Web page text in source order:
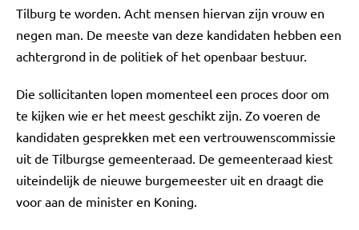
Tilburg te worden. Acht mensen hiervan zijn vrouw en
negen man. De meeste van deze kandidaten hebben een
achtergrond in de politiek of het openbaar bestuur.
Die sollicitanten lopen momenteel een proces door om
te kijken wie er het meest geschikt zijn. Zo voeren de
kandidaten gesprekken met een vertrouwenscommissie
uit de Tilburgse gemeenteraad. De gemeenteraad kiest
uiteindelijk de nieuwe burgemeester uit en draagt die
voor aan de minister en Koning.